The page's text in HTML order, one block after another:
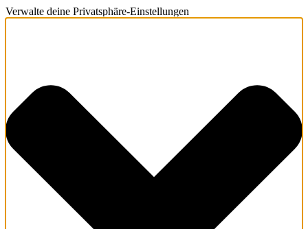
Verwalte deine Privatsphäre-Einstellungen